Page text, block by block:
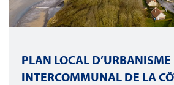
PLAN LOCAL D’URBANISME
INTERCOMMUNAL DE LA